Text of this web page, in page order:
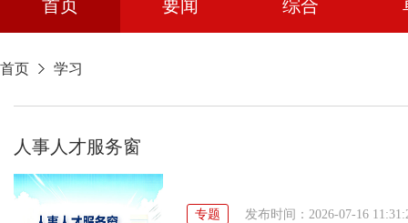
首页 要闻 综合
首页 学习
人事人才服务窗
专题 发布时间：2026-07-16